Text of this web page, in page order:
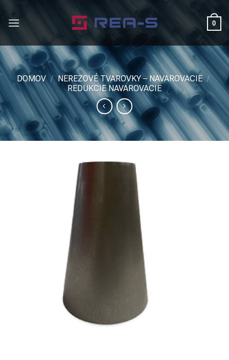
0
DOMOV / NEREZOVÉ TVAROVKY – NAVAROVACIE /
REDUKCIE NAVAROVACIE